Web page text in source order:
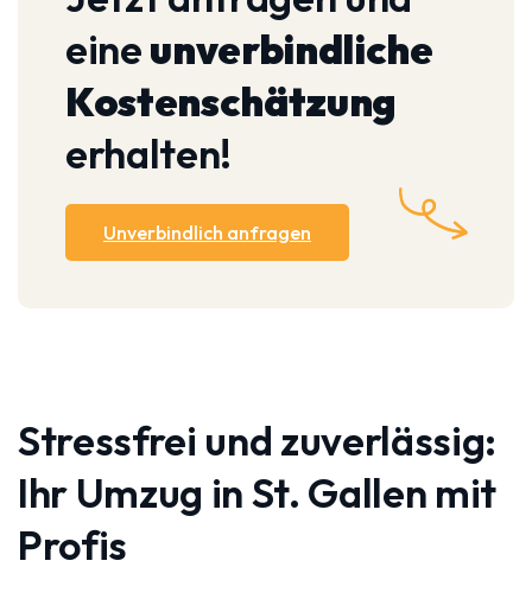
eineunverbindliche
Kostenschätzung
erhalten!
Unverbindlich anfragen
Stressfrei und zuverlässig:
Ihr Umzug in St. Gallen mit
Profis